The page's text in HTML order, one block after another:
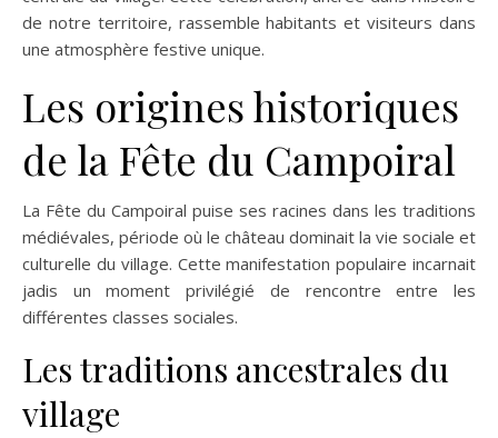
de notre territoire, rassemble habitants et visiteurs dans
une atmosphère festive unique.
Les origines historiques
de la Fête du Campoiral
La Fête du Campoiral puise ses racines dans les traditions
médiévales, période où le château dominait la vie sociale et
culturelle du village. Cette manifestation populaire incarnait
jadis un moment privilégié de rencontre entre les
différentes classes sociales.
Les traditions ancestrales du
village